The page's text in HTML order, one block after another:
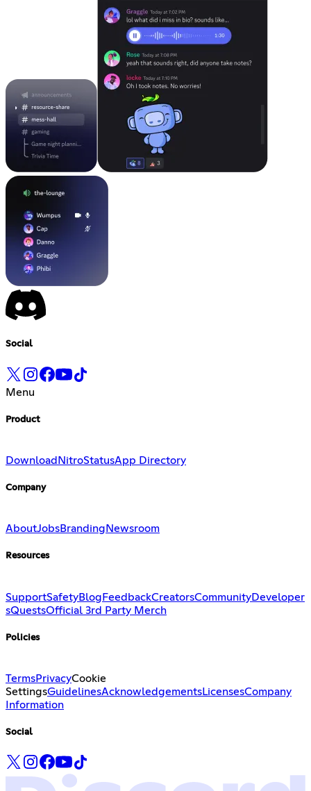
Social
Menu
Product
Download NitroStatusApp Directory
Company
AboutJobsBranding Newsroom
Resources
SupportSafetyBlogFeedbackCreatorsCommunityDeveloper
sQuestsOfficial 3rd Party Merch
Policies
TermsPrivacyCookie
SettingsGuidelinesAcknowledgementsLicensesCompany
Information
Social